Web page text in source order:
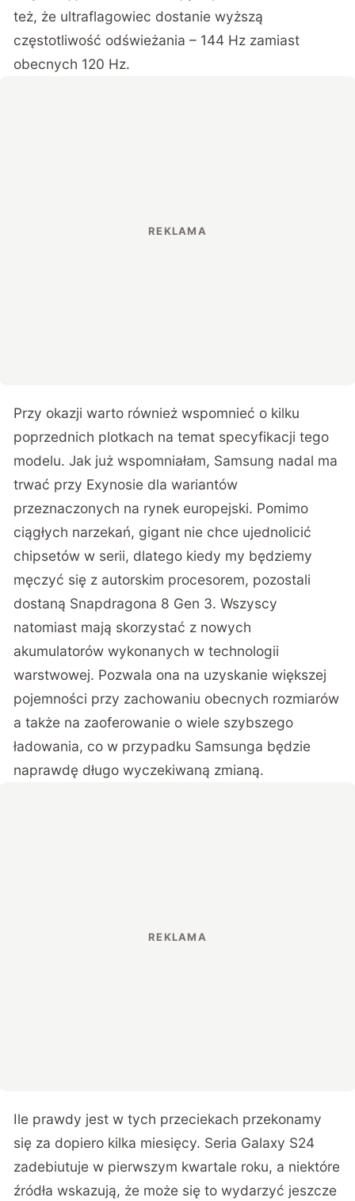
też, że ultraflagowiec dostanie wyższą
częstotliwość odświeżania – 144 Hz zamiast
obecnych 120 Hz.
Przy okazji warto również wspomnieć o kilku
poprzednich plotkach na temat specyfikacji tego
modelu. Jak już wspomniałam, Samsung nadal ma
trwać przy Exynosie dla wariantów
przeznaczonych na rynek europejski. Pomimo
ciągłych narzekań, gigant nie chce ujednolicić
chipsetów w serii, dlatego kiedy my będziemy
męczyć się z autorskim procesorem, pozostali
dostaną Snapdragona 8 Gen 3. Wszyscy
natomiast mają skorzystać z nowych
akumulatorów wykonanych w technologii
warstwowej. Pozwala ona na uzyskanie większej
pojemności przy zachowaniu obecnych rozmiarów
a także na zaoferowanie o wiele szybszego
ładowania, co w przypadku Samsunga będzie
naprawdę długo wyczekiwaną zmianą.
Ile prawdy jest w tych przeciekach przekonamy
się za dopiero kilka miesięcy. Seria Galaxy S24
zadebiutuje w pierwszym kwartale roku, a niektóre
źródła wskazują, że może się to wydarzyć jeszcze